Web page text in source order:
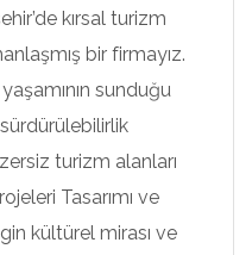
kırsal turizm
bir firmayız.
sunduğu
turizm alanları
Tasarımı ve
kültürel mirası ve